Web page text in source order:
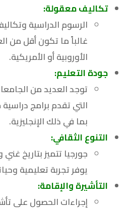
تكاليف معقولة:
الرسوم الدراسية
غالباً ما تكون أقل من
الأوروبية أو الأمريكية.
جودة التعليم:
توجد العديد من
التي تقدم برامج
بما في ذلك الإنجليزية.
التنوع الثقافي:
جورجيا تتميز بتاريخ
يوفر تجربة تعليمية
التأشيرة والإقامة:
إجراءات الحصول على